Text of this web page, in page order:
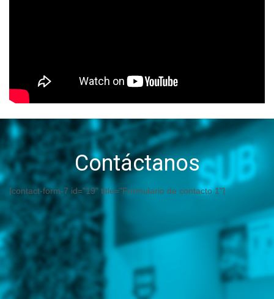
Contáctanos
[contact-form-7 id="19" title="Formulario de contacto 1"]